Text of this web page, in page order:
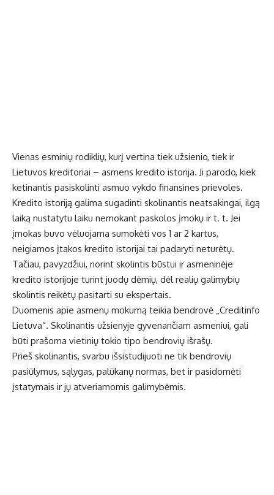
Vienas esminių rodiklių, kurį vertina tiek užsienio, tiek ir
Lietuvos kreditoriai – asmens kredito istorija. Ji parodo, kiek
ketinantis pasiskolinti asmuo vykdo finansines prievoles.
Kredito istoriją galima sugadinti skolinantis neatsakingai, ilgą
laiką nustatytu laiku nemokant paskolos įmokų ir t. t. Jei
įmokas buvo vėluojama sumokėti vos 1 ar 2 kartus,
neigiamos įtakos kredito istorijai tai padaryti neturėtų.
Tačiau, pavyzdžiui, norint skolintis būstui ir asmeninėje
kredito istorijoje turint juodų dėmių, dėl realių galimybių
skolintis reikėtų pasitarti su ekspertais.
Duomenis apie asmenų mokumą teikia bendrovė „Creditinfo
Lietuva“. Skolinantis užsienyje gyvenančiam asmeniui, gali
būti prašoma vietinių tokio tipo bendrovių išrašų.
Prieš skolinantis, svarbu išsistudijuoti ne tik bendrovių
pasiūlymus, sąlygas, palūkanų normas, bet ir pasidomėti
įstatymais ir jų atveriamomis galimybėmis.